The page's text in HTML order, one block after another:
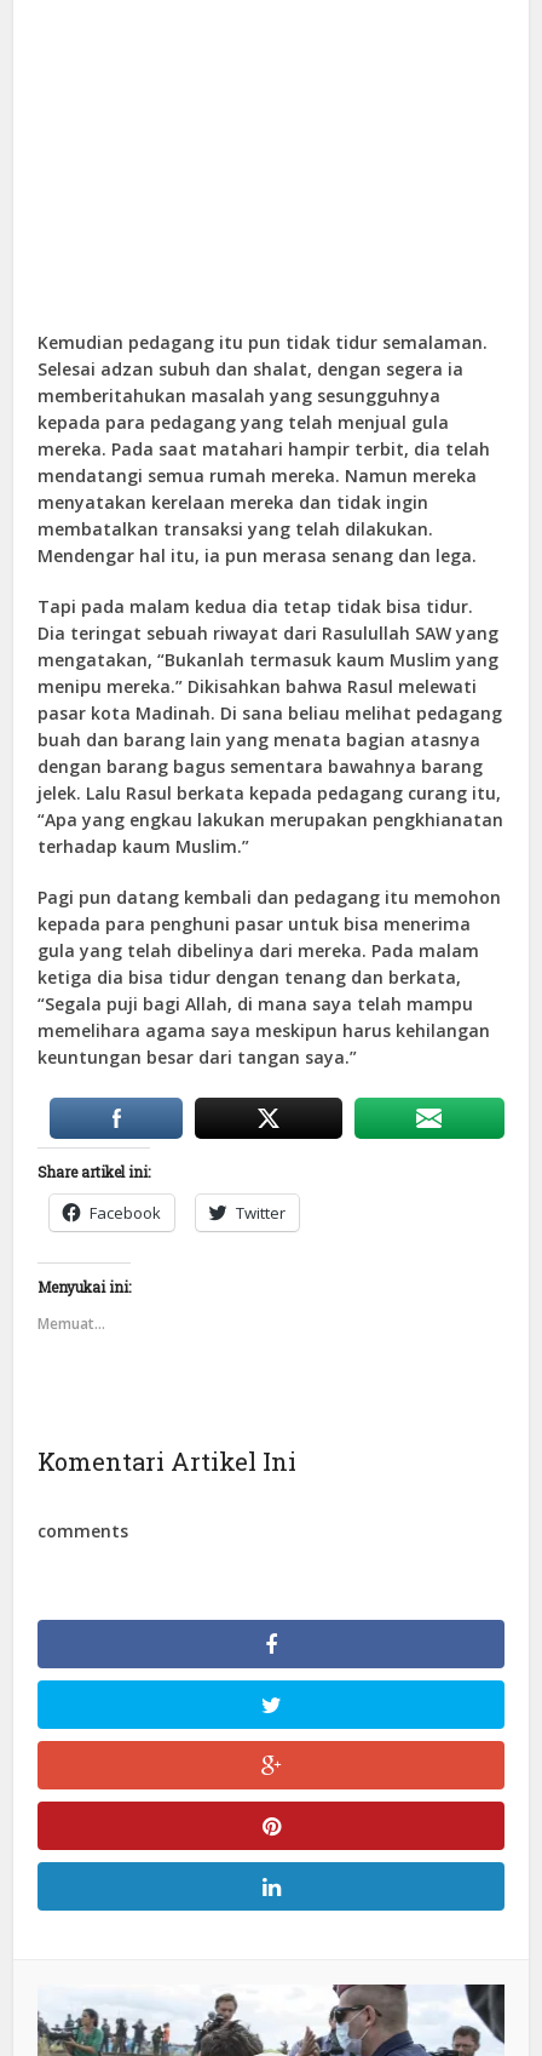
Kemudian pedagang itu pun tidak tidur semalaman.
Selesai adzan subuh dan shalat, dengan segera ia
memberitahukan masalah yang sesungguhnya
kepada para pedagang yang telah menjual gula
mereka. Pada saat matahari hampir terbit, dia telah
mendatangi semua rumah mereka. Namun mereka
menyatakan kerelaan mereka dan tidak ingin
membatalkan transaksi yang telah dilakukan.
Mendengar hal itu, ia pun merasa senang dan lega.
Tapi pada malam kedua dia tetap tidak bisa tidur.
Dia teringat sebuah riwayat dari Rasulullah SAW yang
mengatakan, “Bukanlah termasuk kaum Muslim yang
menipu mereka.” Dikisahkan bahwa Rasul melewati
pasar kota Madinah. Di sana beliau melihat pedagang
buah dan barang lain yang menata bagian atasnya
dengan barang bagus sementara bawahnya barang
jelek. Lalu Rasul berkata kepada pedagang curang itu,
“Apa yang engkau lakukan merupakan pengkhianatan
terhadap kaum Muslim.”
Pagi pun datang kembali dan pedagang itu memohon
kepada para penghuni pasar untuk bisa menerima
gula yang telah dibelinya dari mereka. Pada malam
ketiga dia bisa tidur dengan tenang dan berkata,
“Segala puji bagi Allah, di mana saya telah mampu
memelihara agama saya meskipun harus kehilangan
keuntungan besar dari tangan saya.”
Share artikel ini:
Facebook Twitter
Menyukai ini:
Memuat...
Komentari Artikel Ini
comments